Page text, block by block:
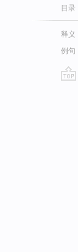
目录
释义
例句